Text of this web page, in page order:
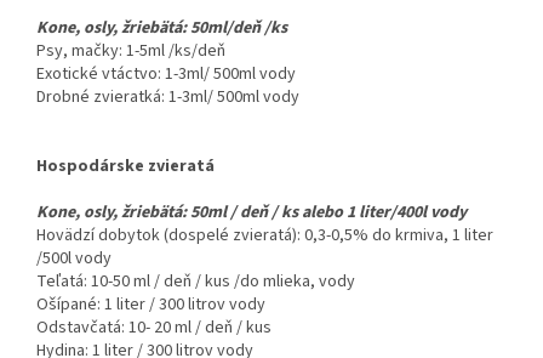
Kone, osly, žriebätá: 50ml/deň /ks
Psy, mačky: 1-5ml /ks/deň
Exotické vtáctvo: 1-3ml/ 500ml vody
Drobné zvieratká: 1-3ml/ 500ml vody
Hospodárske zvieratá
Kone, osly, žriebätá: 50ml / deň / ks alebo 1 liter/400l vody
Hovädzí dobytok (dospelé zvieratá): 0,3-0,5% do krmiva, 1 liter
/500l vody
Teľatá: 10-50 ml / deň / kus /do mlieka, vody
Ošípané: 1 liter / 300 litrov vody
Odstavčatá: 10- 20 ml / deň / kus
Hydina: 1 liter / 300 litrov vody